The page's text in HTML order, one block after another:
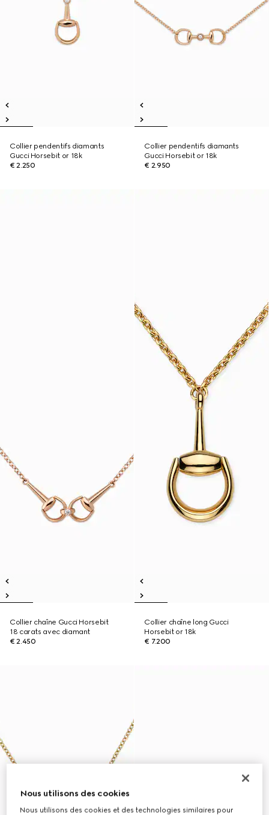
Collier pendentifs diamants
Gucci Horsebit or 18k
€ 2.250
Collier pendentifs diamants
Gucci Horsebit or 18k
€ 2.950
Collier chaîne Gucci Horsebit
18 carats avec diamant
€ 2.450
Collier chaîne long Gucci
Horsebit or 18k
€ 7.200
Nous utilisons des cookies
Nous utilisons des cookies et des technologies similaires pour